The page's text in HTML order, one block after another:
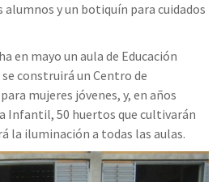
y un botiquín para cuidados
en mayo un aula de Educación
construirá un Centro de
mujeres jóvenes, y, en años
Infantil, 50 huertos que cultivarán
la iluminación a todas las aulas.